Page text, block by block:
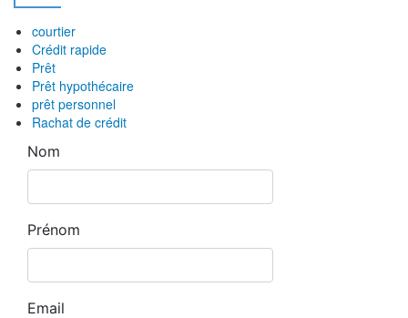
t
i
c
l
courtier
Crédit rapide
Prêt
Prêt hypothécaire
prêt personnel
Rachat de crédit